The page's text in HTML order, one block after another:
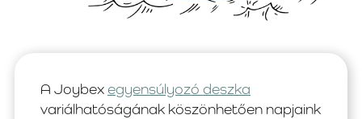
A Joybexegyensúlyozó deszka
variálhatóságának köszönhetően napjaink